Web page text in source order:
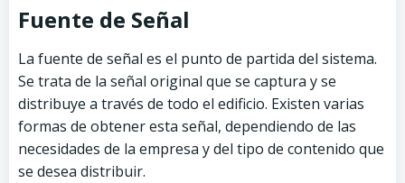
Fuente de Señal
La fuente de señal es el punto de partida del sistema.
Se trata de la señal original que se captura y se
distribuye a través de todo el edificio. Existen varias
formas de obtener esta señal, dependiendo de las
necesidades de la empresa y del tipo de contenido que
se desea distribuir.